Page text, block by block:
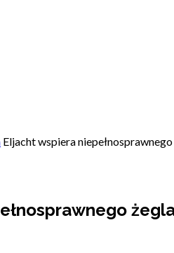
Eljacht wspiera